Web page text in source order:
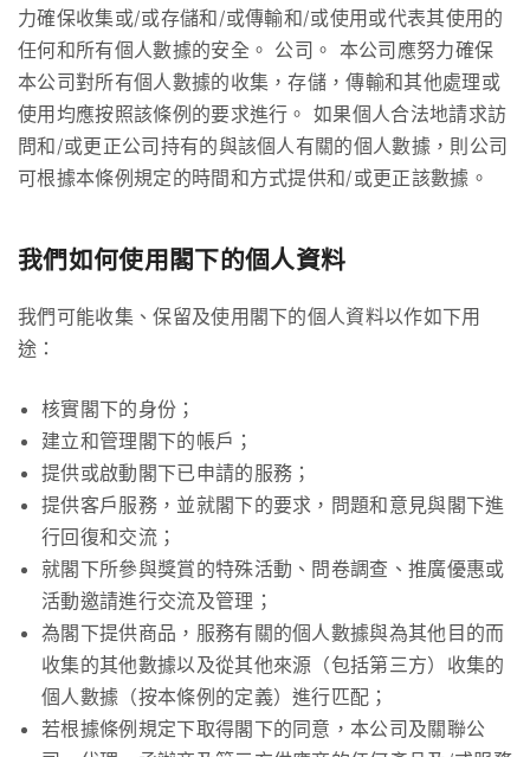
力確保收集或/或存儲和/或傳輸和/或使用或代表其使用的
任何和所有個人數據的安全。 公司。 本公司應努力確保
本公司對所有個人數據的收集，存儲，傳輸和其他處理或
使用均應按照該條例的要求進行。 如果個人合法地請求訪
問和/或更正公司持有的與該個人有關的個人數據，則公司
可根據本條例規定的時間和方式提供和/或更正該數據。
我們如何使用閣下的個人資料
我們可能收集、保留及使用閣下的個人資料以作如下用
途：
核實閣下的身份；
建立和管理閣下的帳戶；
提供或啟動閣下已申請的服務；
提供客戶服務，並就閣下的要求，問題和意見與閣下進
行回復和交流；
就閣下所參與獎賞的特殊活動、問卷調查、推廣優惠或
活動邀請進行交流及管理；
為閣下提供商品，服務有關的個人數據與為其他目的而
收集的其他數據以及從其他來源（包括第三方）收集的
個人數據（按本條例的定義）進行匹配；
若根據條例規定下取得閣下的同意，本公司及關聯公